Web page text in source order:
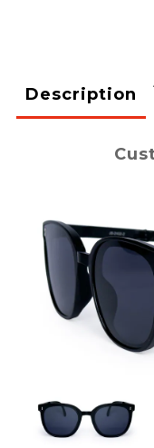
Description